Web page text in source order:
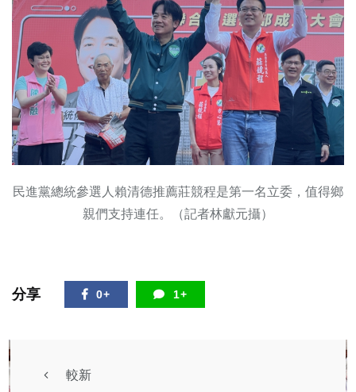
民進黨總統參選人賴清德推薦莊競程是第一名立委，值得鄉
親們支持連任。（記者林獻元攝）
分享 0+ 1+
較新